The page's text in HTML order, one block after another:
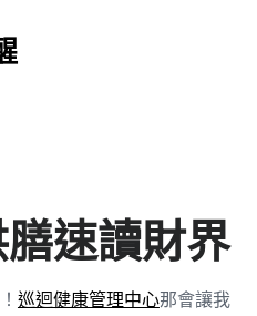
速讀財界
巡迴健康管理中心那會讓我